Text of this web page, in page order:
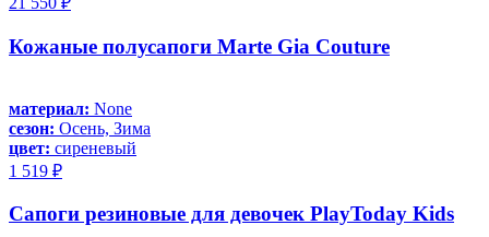
Кожаные полусапоги Marte Gia Couture
материал: None
сезон: Осень, Зима
цвет: сиреневый
1 519 ₽
Сапоги резиновые для девочек PlayToday Kids